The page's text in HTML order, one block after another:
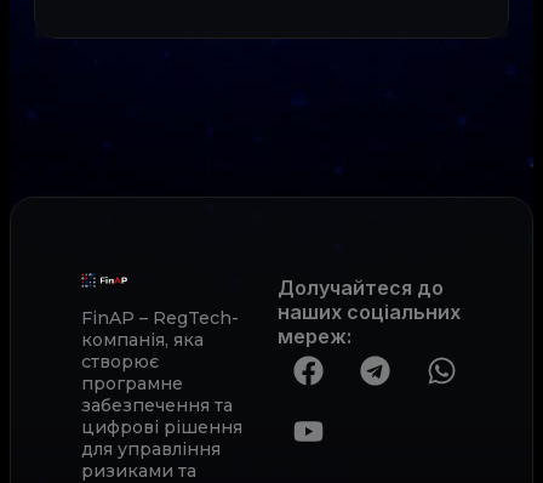
FinAP – RegTech-
компанія, яка
створює
програмне
забезпечення та
цифрові рішення
для управління
ризиками та
Долучайтеся до
наших соціальних
мереж: